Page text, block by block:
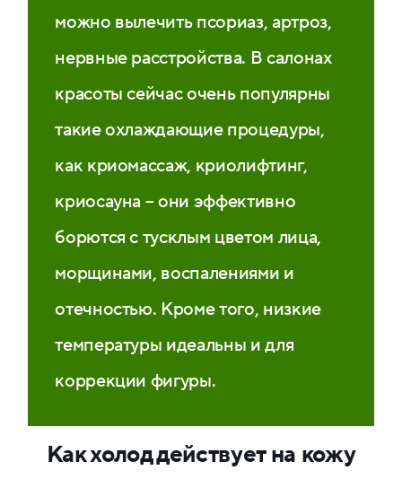
можно вылечить псориаз, артроз,
нервные расстройства. В салонах
красоты сейчас очень популярны
такие охлаждающие процедуры,
как криомассаж, криолифтинг,
криосауна – они эффективно
борются с тусклым цветом лица,
морщинами, воспалениями и
отечностью. Кроме того, низкие
температуры идеальны и для
коррекции фигуры.
Как холод действует на кожу